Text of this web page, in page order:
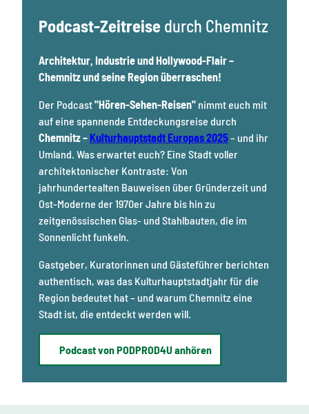
Podcast-Zeitreise durch Chemnitz
Architektur, Industrie und Hollywood-Flair –
Chemnitz und seine Region überraschen!
Der Podcast"Hören-Sehen-Reisen" nimmt euch mit
auf eine spannende Entdeckungsreise durch
Chemnitz – Kulturhauptstadt Europas 2025– und ihr
Umland. Was erwartet euch? Eine Stadt voller
architektonischer Kontraste: Von
jahrhundertealten Bauweisen über Gründerzeit und
Ost-Moderne der 1970er Jahre bis hin zu
zeitgenössischen Glas- und Stahlbauten, die im
Sonnenlicht funkeln.
Gastgeber, Kuratorinnen und Gästeführer berichten
authentisch, was das Kulturhauptstadtjahr für die
Region bedeutet hat – und warum Chemnitz eine
Stadt ist, die entdeckt werden will.
Podcast von PODPROD4U anhören